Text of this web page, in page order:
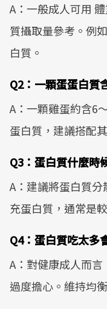
A：一般成人可用
質攝取量參考。例
白質。
Q2：一顆蛋蛋白質
A：一顆雞蛋約含6
蛋白質，建議搭配
Q3：蛋白質什麼時
A：建議將蛋白質
充蛋白質，通常是
Q4：蛋白質吃太多
A：對健康成人而
過度擔心。維持均